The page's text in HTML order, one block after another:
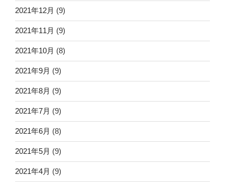
2021年12月 (9)
2021年11月 (9)
2021年10月 (8)
2021年9月 (9)
2021年8月 (9)
2021年7月 (9)
2021年6月 (8)
2021年5月 (9)
2021年4月 (9)